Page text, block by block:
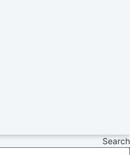
Search